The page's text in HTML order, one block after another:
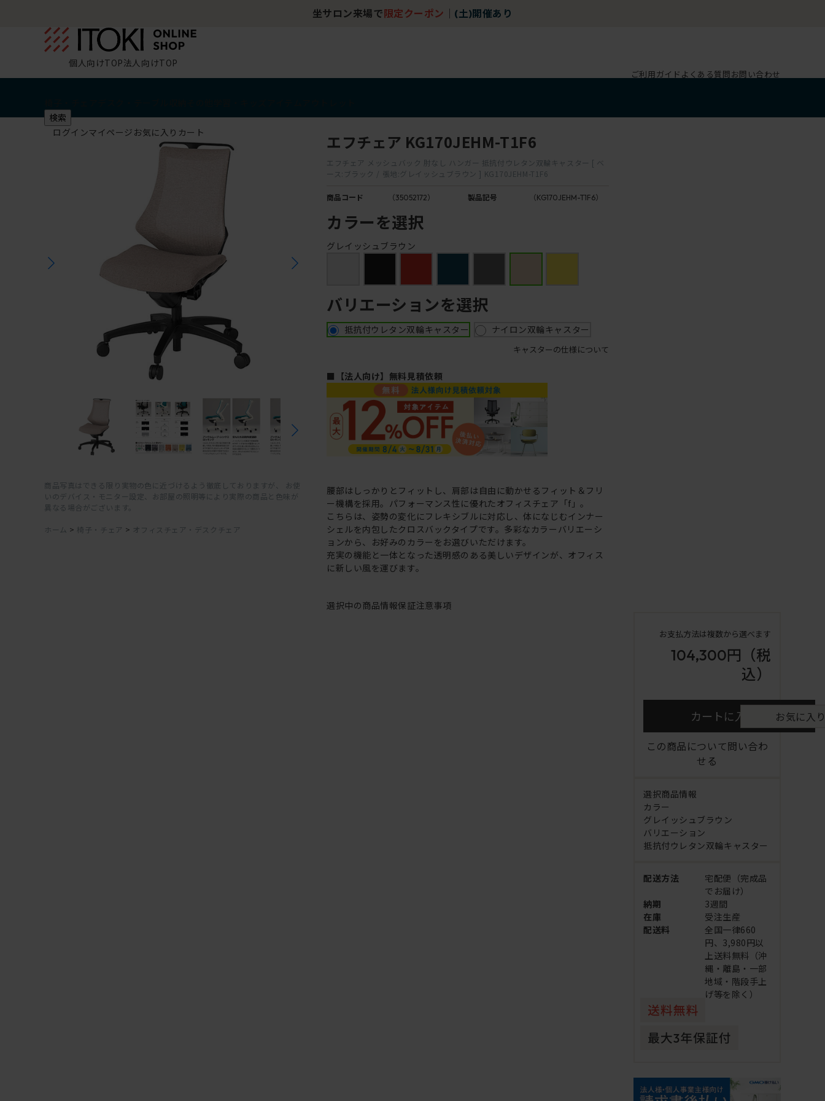
坐サロン来場で 限定クーポン (土)開催あり
個人向けTOP法人向けTOP
ご利用ガイド よくある質問お問い合わせ
検索
ログインマイページ お気に入り カート
商品写真はできる限り実物の色に近づけるよう徹底しておりますが、 お使
いのデバイス・モニター設定、お部屋の照明等により実際の商品と色味が
異なる場合がございます。
ホーム > 椅子・チェア > オフィスチェア・デスクチェア
エフチェア KG170JEHM-T1F6
エフチェア メッシュバック 肘なし ハンガー 抵抗付ウレタン双輪キャスター [ ベ
ース:ブラック / 張地:グレイッシュブラウン ] KG170JEHM-T1F6
商品コード （35052172） 製品記号 （KG170JEHM-T1F6）
カラーを選択
グレイッシュブラウン
バリエーションを選択
抵抗付ウレタン双輪キャスター ナイロン双輪キャスター
キャスターの仕様について
■【法人向け】無料見積依頼
腰部はしっかりとフィットし、肩部は自由に動かせるフィット＆フリ
ー機構を採用。パフォーマンス性に優れたオフィスチェア「f」。
こちらは、姿勢の変化にフレキシブルに対応し、体になじむインナー
シェルを内包したクロスバックタイプです。多彩なカラーバリエーシ
ョンから、お好みのカラーをお選びいただけます。
充実の機能と一体となった透明感のある美しいデザインが、オフィス
に新しい風を運びます。
選択中の商品情報保証注意事項
お支払方法は複数から選べます
104,300円 （税
込）
カートに入れる お気に入
この商品について問い合わ
せる
選択商品情報
カラー
グレイッシュブラウン
バリエーション
抵抗付ウレタン双輪キャスター
配送方法
宅配便（完成品
でお届け）
納期
3週間
在庫
受注生産
配送料
全国一律660
円、3,980円以
上送料無料（沖
縄・離島・一部
地域・階段手上
げ等を除く）